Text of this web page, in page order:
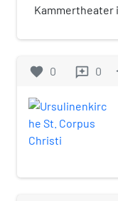
Kammertheater
Regisseur
favorite 0 reviews 0